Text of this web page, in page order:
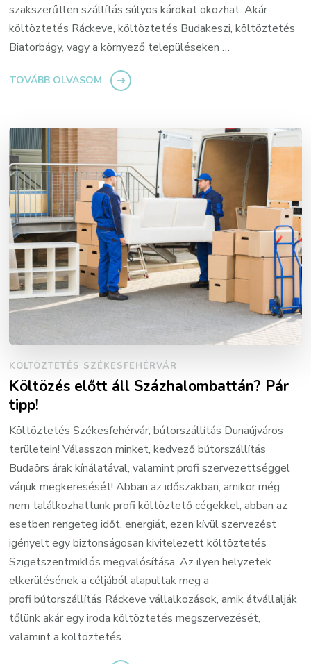
szakszerűtlen szállítás súlyos károkat okozhat. Akár
költöztetés Ráckeve, költöztetés Budakeszi, költöztetés
Biatorbágy, vagy a környező településeken …
TOVÁBB OLVASOM
KÖLTÖZTETÉS SZÉKESFEHÉRVÁR
Költözés előtt áll Százhalombattán? Pár
tipp!
Költöztetés Székesfehérvár, bútorszállítás Dunaújváros
területein! Válasszon minket, kedvező bútorszállítás
Budaörs árak kínálatával, valamint profi szervezettséggel
várjuk megkeresését! Abban az időszakban, amikor még
nem találkozhattunk profi költöztető cégekkel, abban az
esetben rengeteg időt, energiát, ezen kívül szervezést
igényelt egy biztonságosan kivitelezett költöztetés
Szigetszentmiklós megvalósítása. Az ilyen helyzetek
elkerülésének a céljából alapultak meg a
profi bútorszállítás Ráckeve vállalkozások, amik átvállalják
tőlünk akár egy iroda költöztetés megszervezését,
valamint a költöztetés …